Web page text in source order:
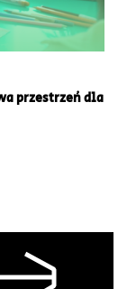
przestrzeń dla